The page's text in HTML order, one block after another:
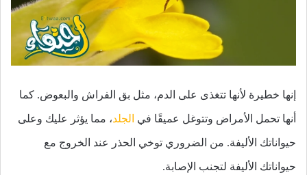
إنها خطيرة لأنها تتغذى على الدم، مثل بق الفراش والبعوض. كما
أنها تحمل الأمراض وتتوغل عميقًا في الجلد، مما يؤثر عليك وعلى
حيواناتك الأليفة. من الضروري توخي الحذر عند الخروج مع
حيواناتك الأليفة لتجنب الإصابة.